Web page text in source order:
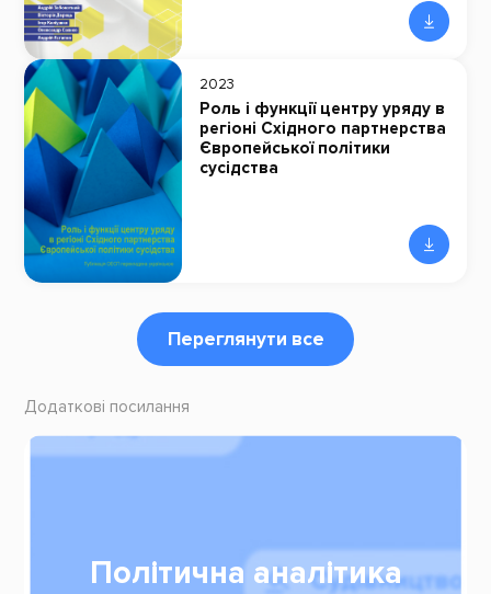
2023
Роль і функції центру уряду в
регіоні Східного партнерства
Європейської політики
сусідства
Переглянути все
Додаткові посилання
Політична аналітика